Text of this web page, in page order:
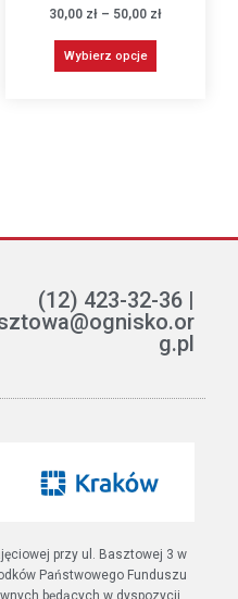
30,00 zł – 50,00 zł
Wybierz opcje
(12) 423-32-36 |
g.pl
przy ul. Basztowej 3 w
Państwowego Funduszu
będących w dyspozycji